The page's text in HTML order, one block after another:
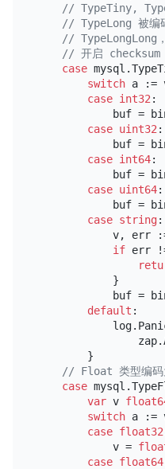
// TypeTiny,
// TypeLong 被
// TypeLongLong
// 开启
case
switch a :=
case int32 :
buf =
case uint32 :
buf =
case int64:
buf =
case uint64:
buf =
case string:
v, err
if err
            }
buf =
default :
        }
// Float 类型编
case
var v
switch a :=
case float32
            v =
case float64